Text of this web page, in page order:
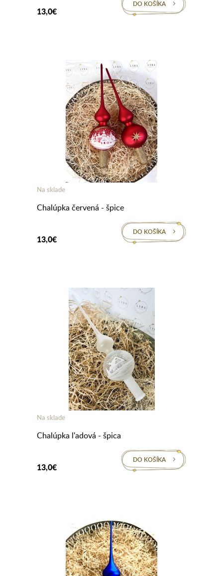
13,0€
DO KOŠÍKA
Na sklade
Chalúpka červená - špice
13,0€
DO KOŠÍKA
Na sklade
Chalúpka l'adová - špica
13,0€
DO KOŠÍKA